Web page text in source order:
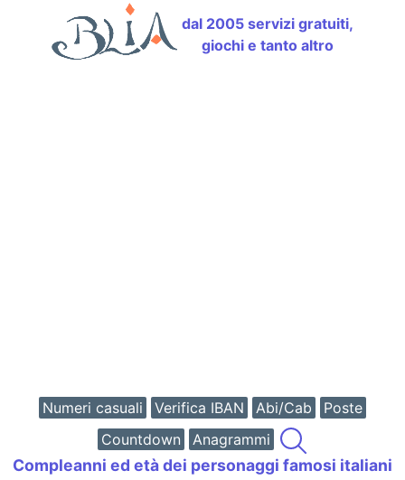
dal 2005 servizi gratuiti,
giochi e tanto altro
Numeri casuali Verifica IBAN Abi/Cab
Poste
Countdown
Anagrammi
Compleanni ed età dei personaggi famosi italiani